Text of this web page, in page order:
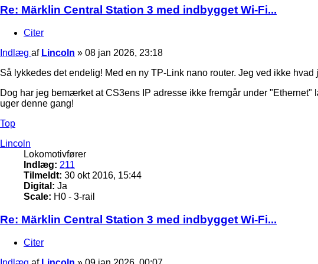
Re: Märklin Central Station 3 med indbygget Wi-Fi...
Citer
Indlæg af Lincoln » 08 jan 2026, 23:18
Så lykkedes det endelig! Med en ny TP-Link nano router. Jeg ved ikke
Dog har jeg bemærket at CS3ens IP adresse ikke fremgår under
uger denne gang!
Top
Lincoln
Lokomotivfører
Indlæg: 211
Tilmeldt: 30 okt 2016, 15:44
Digital: Ja
Scale: H0 - 3-rail
Re: Märklin Central Station 3 med indbygget Wi-Fi...
Citer